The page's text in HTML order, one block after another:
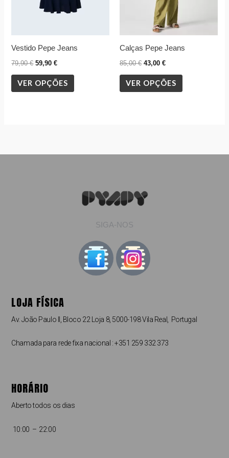
Vestido Pepe Jeans
79,90€ 59,90€
VER OPÇÕES
may
chosen
on
product
page
Calças Pepe Jeans
85,00€ 43,00 €
VER OPÇÕES
be
chosen
on
product
page
SIGA-NOS
LOJA FÍSICA
Av. João Paulo II, Bloco 22 Loja 8, 5000-198 Vila Real, Portugal
Chamada para rede fixa nacional : +351 259 332 373
HORÁRIO
Aberto todos os dias
10:00 – 22:00